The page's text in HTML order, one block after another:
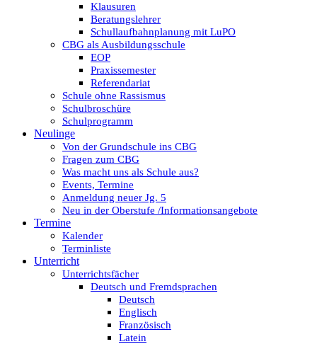
Klausuren
Beratungslehrer
Schullaufbahnplanung mit LuPO
CBG als Ausbildungsschule
EOP
Praxissemester
Referendariat
Schule ohne Rassismus
Schulbroschüre
Schulprogramm
Neulinge
Von der Grundschule ins CBG
Fragen zum CBG
Was macht uns als Schule aus?
Events, Termine
Anmeldung neuer Jg. 5
Neu in der Oberstufe /Informationsangebote
Termine
Kalender
Terminliste
Unterricht
Unterrichtsfächer
Deutsch und Fremdsprachen
Deutsch
Englisch
Französisch
Latein